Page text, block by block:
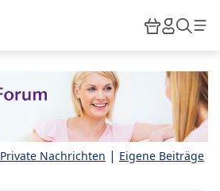
HiPP
Private Nachrichten | Eigene Beiträge